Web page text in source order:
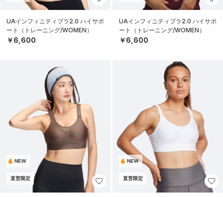
UAインフィニティブラ2.0 ハイサポ
ート（トレーニング/WOMEN）
￥6,600
UAインフィニティブラ2.0 ハイサポ
ート（トレーニング/WOMEN）
￥6,600
NEW
直営限定
NEW
直営限定